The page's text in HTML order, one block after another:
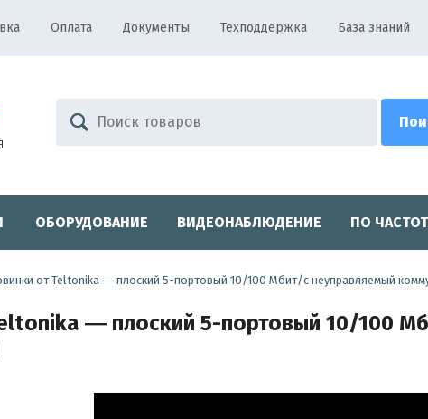
Оплата Документы Техподдержка База знаний
ОБОРУДОВАНИЕ ВИДЕОНАБЛЮДЕНИЕ ПО
от Teltonika ― плоский 5-портовый 10/100 Мбит/с неуправляемый
― плоский 5-портовый 10/100